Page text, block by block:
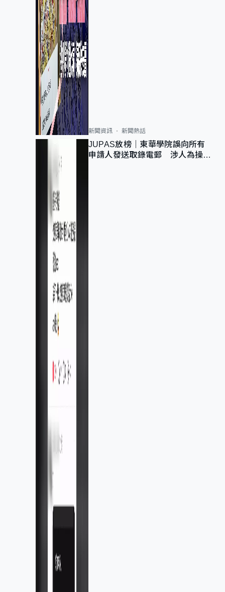
新聞資訊 新聞熱話
JUPAS放榜｜東華學院誤向所有
申請人發送取錄電郵 涉人為操作